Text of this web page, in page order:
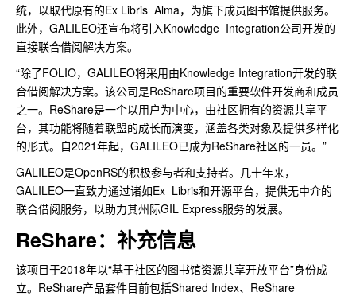
统，以取代原有的Ex Libris Alma，为旗下成员图书馆提供服务。
此外，GALILEO还宣布将引入Knowledge Integration公司开发的
直接联合借阅解决方案。
“除了FOLIO，GALILEO将采用由Knowledge Integration开发的联
合借阅解决方案。该公司是ReShare项目的重要软件开发商和成员
之一。ReShare是一个以用户为中心，由社区拥有的资源共享平
台，其功能将随着联盟的成长而演变，涵盖各类对象及提供多样化
的形式。自2021年起，GALILEO已成为ReShare社区的一员。”
GALILEO是OpenRS的积极参与者和支持者。几十年来，
GALILEO一直致力通过诸如Ex Libris和开源平台，提供无中介的
联合借阅服务，以助力其州际GIL Express服务的发展。
ReShare：补充信息
该项目于2018年以“基于社区的图书馆资源共享开放平台”身份成
立。ReShare产品套件目前包括Shared Index、ReShare